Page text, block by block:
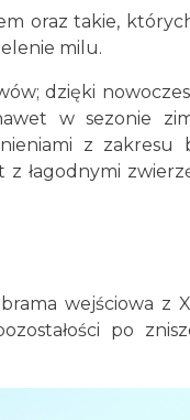
oraz takie,
milu.
dzięki
w sezonie
z zakresu
łagodnymi
wejściowa z
po